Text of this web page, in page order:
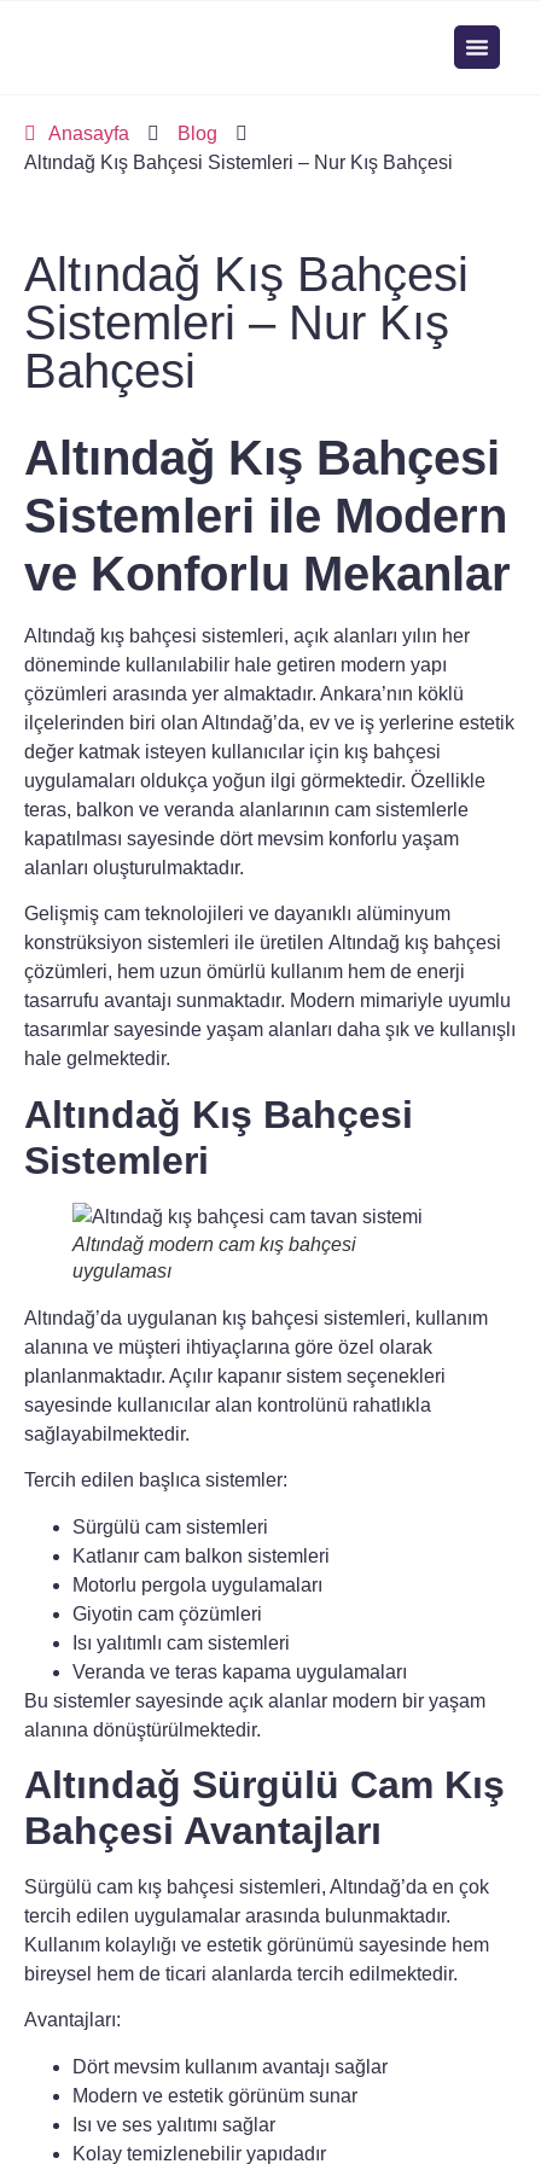
Anasayfa
Blog
Altındağ Kış Bahçesi Sistemleri – Nur Kış Bahçesi
Altındağ Kış Bahçesi
Sistemleri – Nur Kış
Bahçesi
Altındağ Kış Bahçesi
Sistemleri ile Modern
ve Konforlu Mekanlar
Altındağ kış bahçesi sistemleri, açık alanları yılın her
döneminde kullanılabilir hale getiren modern yapı
çözümleri arasında yer almaktadır. Ankara’nın köklü
ilçelerinden biri olan Altındağ’da, ev ve iş yerlerine estetik
değer katmak isteyen kullanıcılar için kış bahçesi
uygulamaları oldukça yoğun ilgi görmektedir. Özellikle
teras, balkon ve veranda alanlarının cam sistemlerle
kapatılması sayesinde dört mevsim konforlu yaşam
alanları oluşturulmaktadır.
Gelişmiş cam teknolojileri ve dayanıklı alüminyum
konstrüksiyon sistemleri ile üretilen Altındağ kış bahçesi
çözümleri, hem uzun ömürlü kullanım hem de enerji
tasarrufu avantajı sunmaktadır. Modern mimariyle uyumlu
tasarımlar sayesinde yaşam alanları daha şık ve kullanışlı
hale gelmektedir.
Altındağ Kış Bahçesi
Sistemleri
Altındağ modern cam kış bahçesi
uygulaması
Altındağ’da uygulanan kış bahçesi sistemleri, kullanım
alanına ve müşteri ihtiyaçlarına göre özel olarak
planlanmaktadır. Açılır kapanır sistem seçenekleri
sayesinde kullanıcılar alan kontrolünü rahatlıkla
sağlayabilmektedir.
Tercih edilen başlıca sistemler:
Sürgülü cam sistemleri
Katlanır cam balkon sistemleri
Motorlu pergola uygulamaları
Giyotin cam çözümleri
Isı yalıtımlı cam sistemleri
Veranda ve teras kapama uygulamaları
Bu sistemler sayesinde açık alanlar modern bir yaşam
alanına dönüştürülmektedir.
Altındağ Sürgülü Cam Kış
Bahçesi Avantajları
Sürgülü cam kış bahçesi sistemleri, Altındağ’da en çok
tercih edilen uygulamalar arasında bulunmaktadır.
Kullanım kolaylığı ve estetik görünümü sayesinde hem
bireysel hem de ticari alanlarda tercih edilmektedir.
Avantajları:
Dört mevsim kullanım avantajı sağlar
Modern ve estetik görünüm sunar
Isı ve ses yalıtımı sağlar
Kolay temizlenebilir yapıdadır